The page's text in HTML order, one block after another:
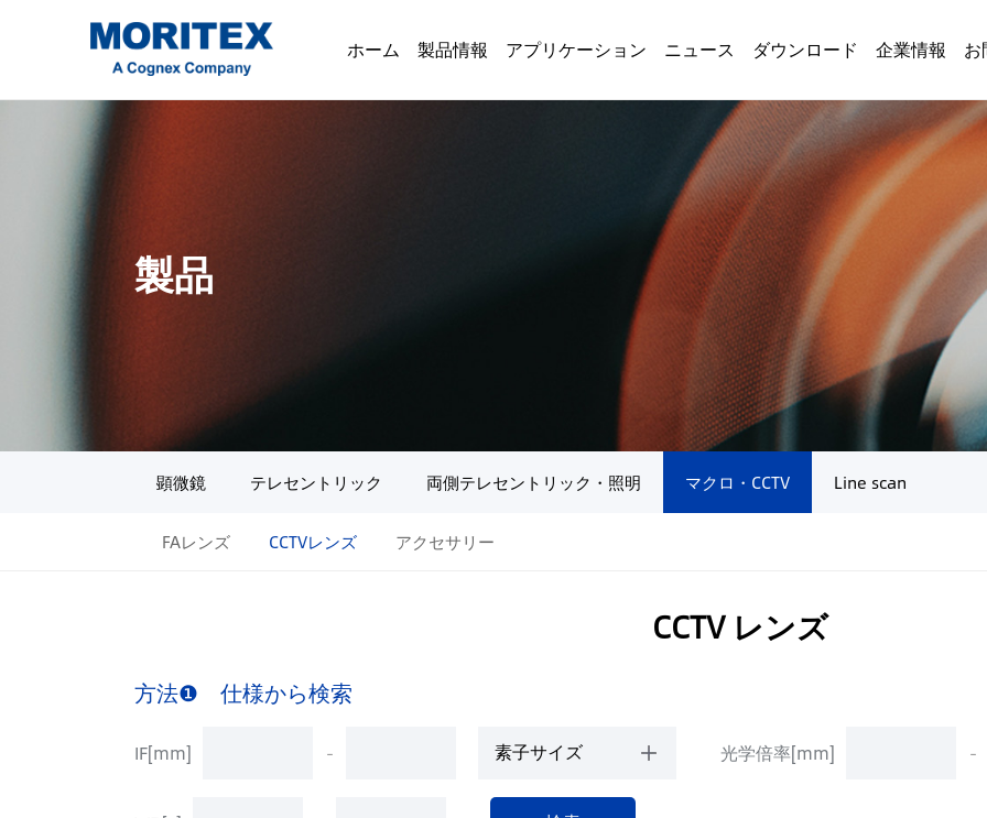
ホーム 製品情報 アプリケーション ニュース ダウンロード 企業情報
製品
顕微鏡 テレセントリック 両側テレセントリック・照明 マクロ・CCTV Line scan
FAレンズ CCTVレンズ アクセサリー
CCTV レンズ
方法❶ 仕様から検索
IF[mm] - 光学倍率[mm] -